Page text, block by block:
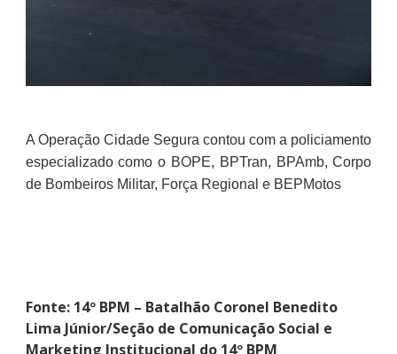
A Operação Cidade Segura contou com a policiamento
especializado como o BOPE, BPTran, BPAmb, Corpo
de Bombeiros Militar, Força Regional e BEPMotos
Fonte: 14º BPM – Batalhão Coronel Benedito
Lima Júnior/Seção de Comunicação Social e
Marketing Institucional do 14º BPM